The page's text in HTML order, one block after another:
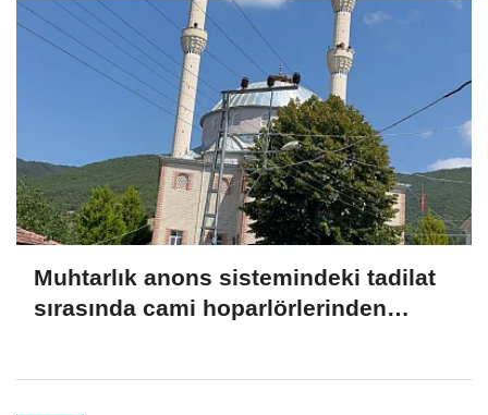
Muhtarlık anons sistemindeki tadilat
sırasında cami hoparlörlerinden